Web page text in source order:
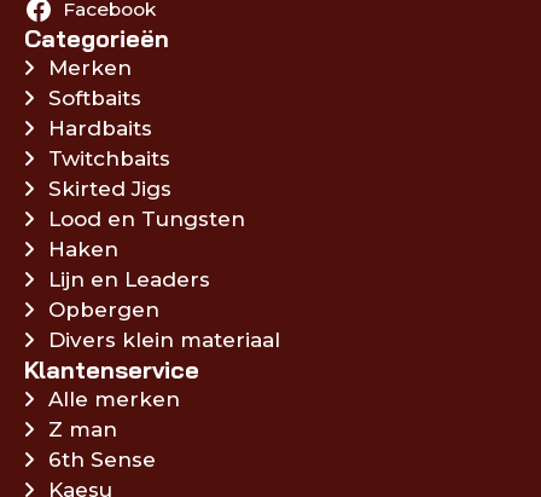
Facebook
Categorieën
Merken
Softbaits
Hardbaits
Twitchbaits
Skirted Jigs
Lood en Tungsten
Haken
Lijn en Leaders
Opbergen
Divers klein materiaal
Klantenservice
Alle merken
Z man
6th Sense
Kaesu